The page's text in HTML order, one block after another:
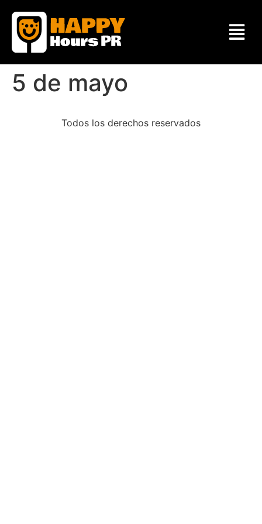
5 de mayo
Todos los derechos reservados